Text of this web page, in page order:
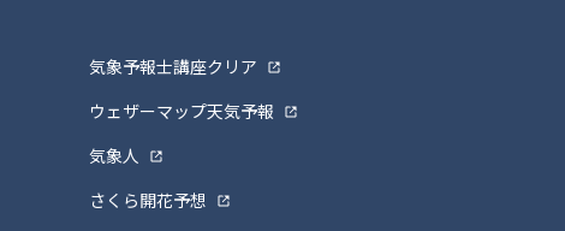
気象予報士講座クリア
ウェザーマップ天気予報
気象人
さくら開花予想